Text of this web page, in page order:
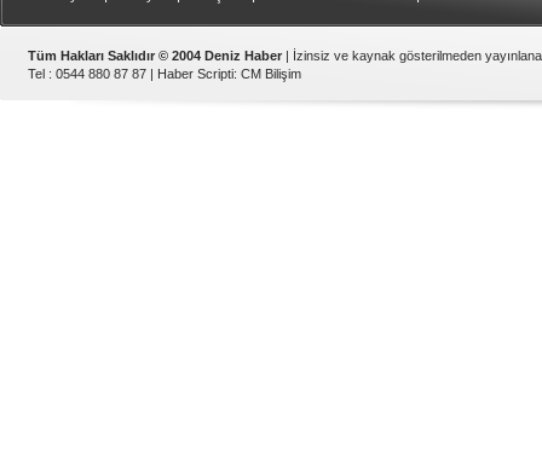
Tüm Hakları Saklıdır © 2004 Deniz Haber | İzinsiz ve kaynak gösterilmeden
Tel : 0544 880 87 87 | Haber Scripti: CM Bilişim